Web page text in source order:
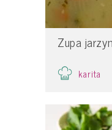
Zupa
karita